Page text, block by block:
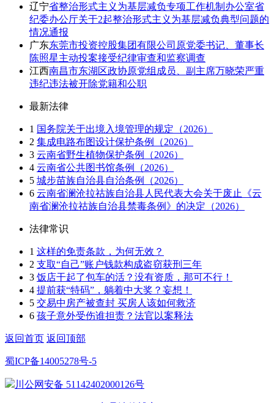
辽宁省整治形式主义为基层减负专项工作机制办公室省
纪委办公厅关于2起整治形式主义为基层减负典型问题的
情况通报
广东东莞市投资控股集团有限公司原党委书记、董事长
陈照星主动投案接受纪律审查和监察调查
江西南昌市东湖区政协原党组成员、副主席万晓荣严重
违纪违法被开除党籍和公职
最新法律
1 国务院关于出境入境管理的规定（2026）
2 集成电路布图设计保护条例（2026）
3 云南省野生植物保护条例（2026）
4 云南省公共图书馆条例（2026）
5 城步苗族自治县自治条例（2026）
6 云南省澜沧拉祜族自治县人民代表大会关于废止《云
南省澜沧拉祜族自治县禁毒条例》的决定（2026）
法律常识
1 这样的免责条款，为何无效？
2 支取“自己”账户钱款构成盗窃获刑三年
3 饭店干起了包车的活？没有资质，那可不行！
4 提前获“特码”，躺着中大奖？妄想！
5 交易中房产被查封 买房人该如何救济
6 孩子意外受伤谁担责？法官以案释法
返回首页 返回顶部
蜀ICP备14005278号-5
川公网安备 51142402000126号